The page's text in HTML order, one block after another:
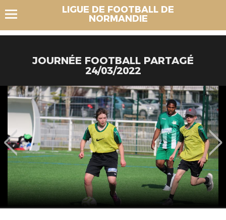
LIGUE DE FOOTBALL DE
NORMANDIE
JOURNÉE FOOTBALL PARTAGÉ
24/03/2022